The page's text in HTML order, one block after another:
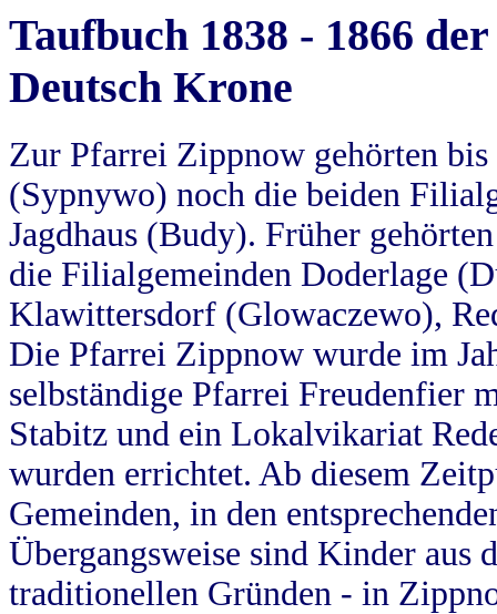
Taufbuch 1838 - 1866
Deutsch Krone
Zur Pfarrei Zippnow gehörten
(Sypnywo) noch die beiden
Jagdhaus (Budy). Früher
die Filialgemeinden Doderlage
Klawittersdorf (Glowaczewo),
Die Pfarrei Zippnow wurde im
selbständige Pfarrei Freudenfier
Stabitz und ein Lokalvikariat
wurden errichtet. Ab diesem
Gemeinden, in den
Übergangsweise sind Kinder aus
traditionellen Gründen - in